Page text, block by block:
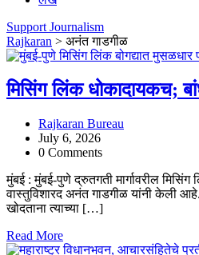
Support Journalism
Rajkaran > अनंत गाडगीळ
मिसिंग लिंक धोकादायकच;
Rajkaran Bureau
July 6, 2026
0 Comments
मुंबई : मुंबई-पुणे द्रुतगती मार्गावरील
वास्तुविशारद अनंत गाडगीळ यांनी केली आहे.
खोदताना त्याच्या […]
Read More